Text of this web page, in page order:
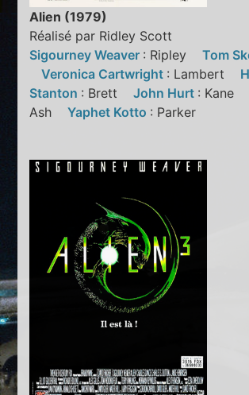
Alien (1979)
Réalisé par Ridley Scott
Sigourney Weaver : RipleyTom
Veronica Cartwright : Lambert
Stanton : BrettJohn Hurt : Kane
AshYaphet Kotto : Parker